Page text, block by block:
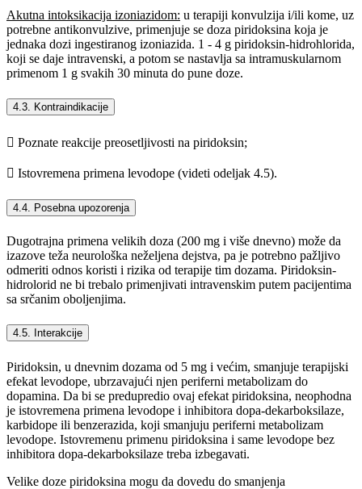
Akutna intoksikacija izoniazidom: u terapiji konvulzija i/ili kome, uz
potrebne antikonvulzive, primenjuje se doza piridoksina koja je
jednaka dozi ingestiranog izoniazida. 1 - 4 g piridoksin-hidrohlorida,
koji se daje intravenski, a potom se nastavlja sa intramuskularnom
primenom 1 g svakih 30 minuta do pune doze.
4.3. Kontraindikacije
 Poznate reakcije preosetljivosti na piridoksin;
 Istovremena primena levodope (videti odeljak 4.5).
4.4. Posebna upozorenja
Dugotrajna primena velikih doza (200 mg i više dnevno) može da
izazove teža neurološka neželjena dejstva, pa je potrebno pažljivo
odmeriti odnos koristi i rizika od terapije tim dozama. Piridoksin-
hidrolorid ne bi trebalo primenjivati intravenskim putem pacijentima
sa srčanim oboljenjima.
4.5. Interakcije
Piridoksin, u dnevnim dozama od 5 mg i većim, smanjuje terapijski
efekat levodope, ubrzavajući njen periferni metabolizam do
dopamina. Da bi se predupredio ovaj efekat piridoksina, neophodna
je istovremena primena levodope i inhibitora dopa-dekarboksilaze,
karbidope ili benzerazida, koji smanjuju periferni metabolizam
levodope. Istovremenu primenu piridoksina i same levodope bez
inhibitora dopa-dekarboksilaze treba izbegavati.
Velike doze piridoksina mogu da dovedu do smanjenja